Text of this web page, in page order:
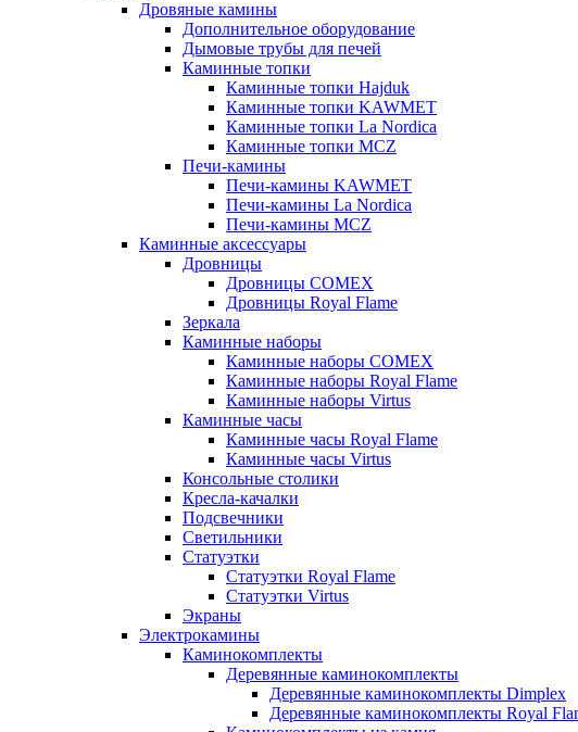
Дровяные камины
Дополнительное оборудование
Дымовые трубы для печей
Каминные топки
Каминные топки Hajduk
Каминные топки KAWMET
Каминные топки La Nordica
Каминные топки MCZ
Печи-камины
Печи-камины KAWMET
Печи-камины La Nordica
Печи-камины MCZ
Каминные аксессуары
Дровницы
Дровницы COMEX
Дровницы Royal Flame
Зеркала
Каминные наборы
Каминные наборы COMEX
Каминные наборы Royal Flame
Каминные наборы Virtus
Каминные часы
Каминные часы Royal Flame
Каминные часы Virtus
Консольные столики
Кресла-качалки
Подсвечники
Светильники
Статуэтки
Статуэтки Royal Flame
Статуэтки Virtus
Экраны
Электрокамины
Каминокомплекты
Деревянные каминокомплекты
Деревянные каминокомплекты Dimplex
Деревянные каминокомплекты Royal